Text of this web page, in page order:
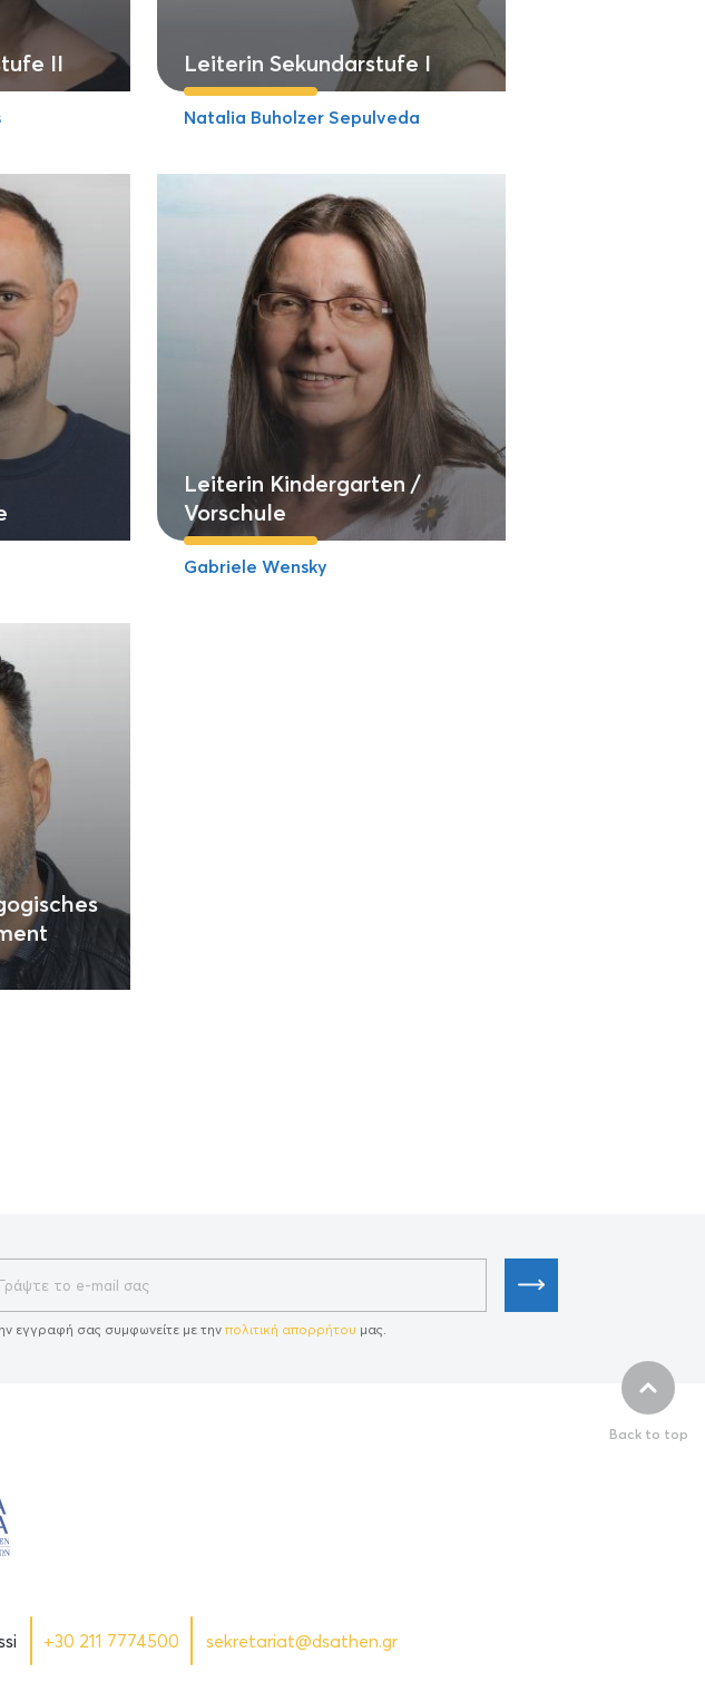
II Leiterin Sekundarstufe I
Natalia Buholzer Sepulveda
Leiterin Kindergarten /
Vorschule
Gabriele Wensky
εγγραφή σας συμφωνείτε με την πολιτική απορρήτου μας.
Back to top
+30 211 7774500 sekretariat@dsathen.gr